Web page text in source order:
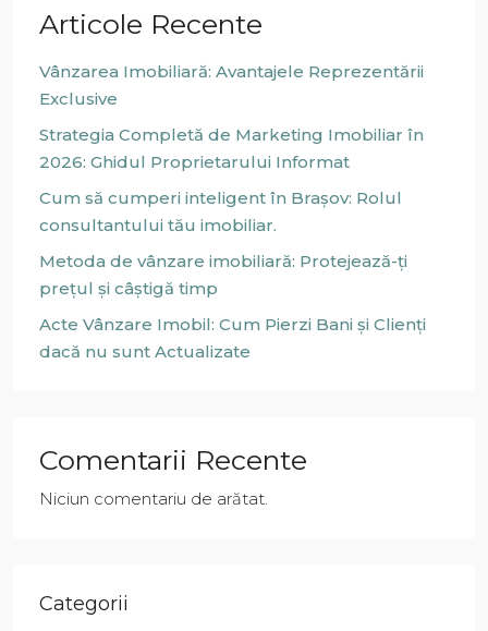
Articole Recente
Vânzarea Imobiliară: Avantajele Reprezentării
Exclusive
Strategia Completă de Marketing Imobiliar în
2026: Ghidul Proprietarului Informat
Cum să cumperi inteligent în Brașov: Rolul
consultantului tău imobiliar.
Metoda de vânzare imobiliară: Protejează-ți
prețul și câștigă timp
Acte Vânzare Imobil: Cum Pierzi Bani și Clienți
dacă nu sunt Actualizate
Comentarii Recente
Niciun comentariu de arătat.
Categorii